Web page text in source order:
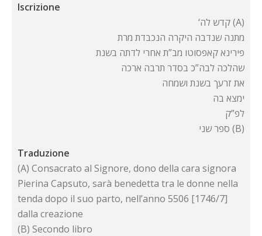
Iscrizione
‘קדש לה (A)
מתנה שנדבה היקרה הנכבדת מרת
פירינא קאפסוטו מב”ת אחרי לדתה בשנת
שהלכה לבה”כ בסדר תרבה ארכה
את זרעך בשנת ושמחה
ימצא בה
לפ”ק
ספר שני (B)
Traduzione
(A) Consacrato al Signore, dono della cara signora
Pierina Capsuto, sarà benedetta tra le donne nella
tenda dopo il suo parto, nell’anno 5506 [1746/7]
dalla creazione
(B) Secondo libro